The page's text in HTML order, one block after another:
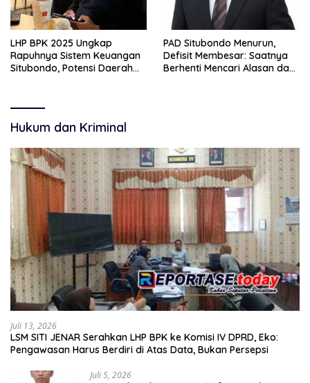
LHP BPK 2025 Ungkap
Rapuhnya Sistem Keuangan
Situbondo, Potensi Daerah
PAD Situbondo Menurun,
Defisit Membesar: Saatnya
Berhenti Mencari Alasan dan
Hukum dan Kriminal
Juli 13, 2026
LSM SITI JENAR Serahkan LHP BPK ke Komisi IV DPRD, Eko:
Pengawasan Harus Berdiri di Atas Data, Bukan Persepsi
Juli 5, 2026